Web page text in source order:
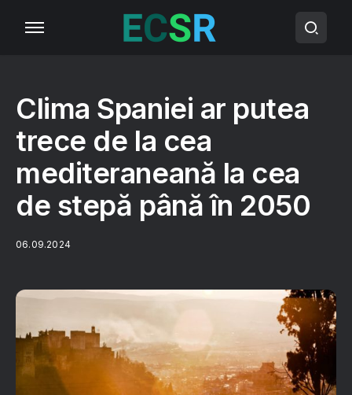
Clima Spaniei ar putea
trece de la cea
mediteraneană la cea
de stepă până în 2050
06.09.2024